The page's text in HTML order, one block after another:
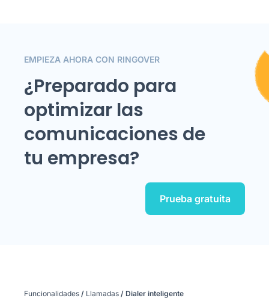
EMPIEZA AHORA CON RINGOVER
¿Preparado para
optimizar las
comunicaciones de
tu empresa?
Prueba gratuita
Funcionalidades / Llamadas / Dialer inteligente